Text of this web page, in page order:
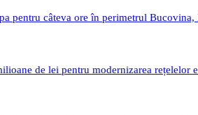
pentru câteva ore în perimetrul
de lei pentru modernizarea rețelelor